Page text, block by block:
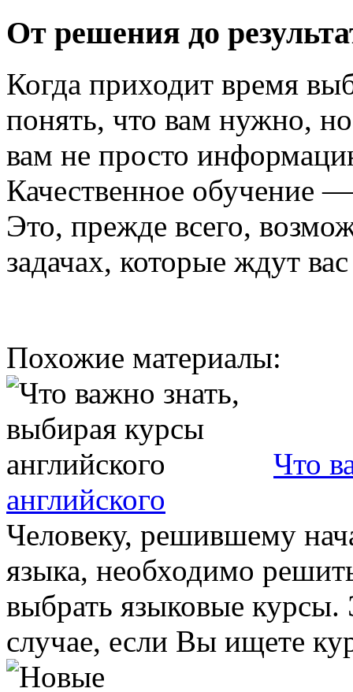
От решения до
Когда приходит время
понять, что вам нужно,
вам не просто
Качественное обучение
Это, прежде всего,
задачах, которые ждут
Похожие материалы:
Что
английского
Человеку, решившему
языка, необходимо
выбрать языковые курсы.
случае, если Вы ищете